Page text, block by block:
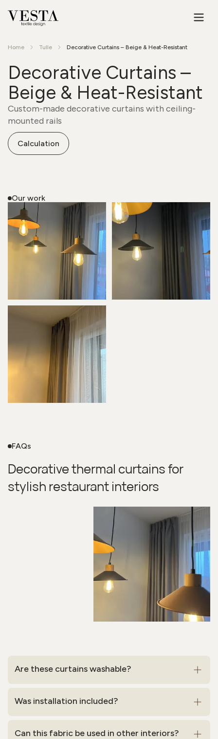
Home Tulle Decorative Curtains – Beige & Heat-Resistant
Decorative Curtains –
Beige & Heat-Resistant
Custom-made decorative curtains with ceiling-
mounted rails
Calculation
Our work
FAQs
Are these curtains washable?
Was installation included?
Can this fabric be used in other interiors?
Decorative thermal curtains for
stylish restaurant interiors